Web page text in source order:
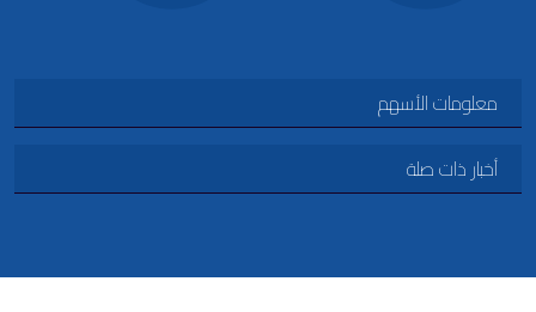
معلومات الأسهم
أخبار ذات صلة